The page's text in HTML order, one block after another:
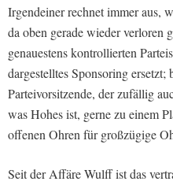
Irgendeiner rechnet immer aus,
da oben gerade wieder verloren
genauestens kontrollierten
dargestelltes Sponsoring ersetzt;
Parteivorsitzende, der zufällig
was Hohes ist, gerne zu einem
offenen Ohren für großzügige
Seit der Affäre Wulff ist das